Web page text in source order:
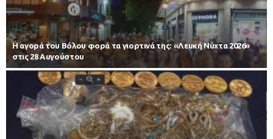
Η αγορά του Βόλου φορά τα γιορτινά της: «Λευκή Νύχτα 2026»
στις 28 Αυγούστου